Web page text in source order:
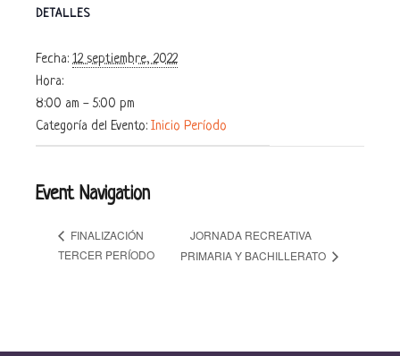
DETALLES
Fecha: 12 septiembre, 2022
Hora:
8:00 am - 5:00 pm
Categoría del Evento: Inicio Período
Event Navigation
FINALIZACIÓN
TERCER PERÍODO
JORNADA RECREATIVA
PRIMARIA Y BACHILLERATO